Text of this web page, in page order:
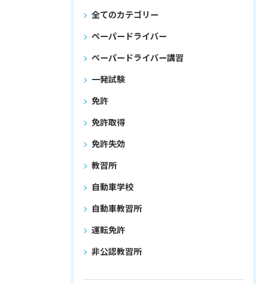
全てのカテゴリー
ペーパードライバー
ペーパードライバー講習
一発試験
免許
免許取得
免許失効
教習所
自動車学校
自動車教習所
運転免許
非公認教習所